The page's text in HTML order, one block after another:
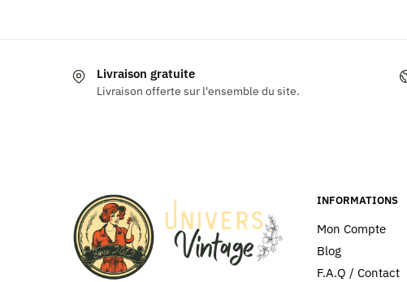
Livraison gratuite
Livraison offerte sur l'ensemble du site.
INFORMATIONS
Mon Compte
Blog
F.A.Q / Contact